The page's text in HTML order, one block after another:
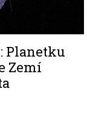
Planetku
Zemí